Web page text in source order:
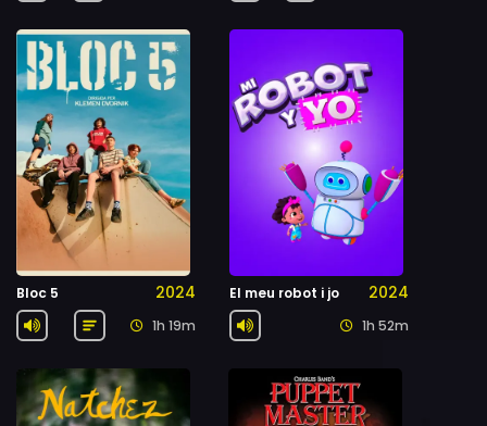
Bloc 5 2024
1h 19m
El meu robot i jo 2024
1h 52m